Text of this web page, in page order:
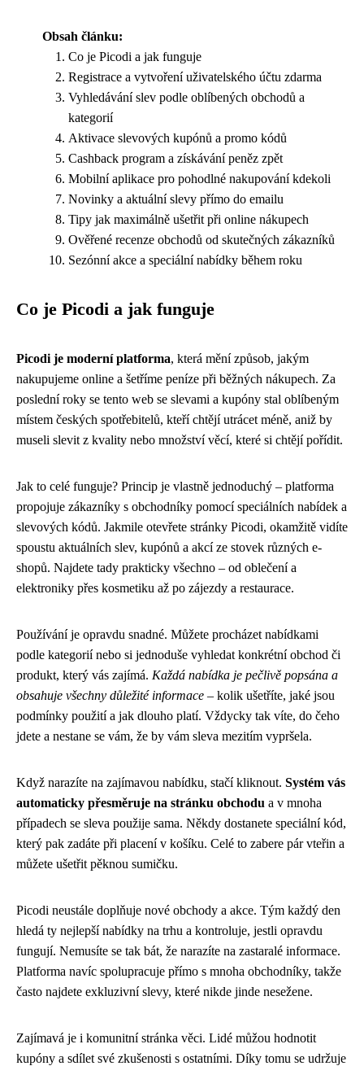
Obsah článku:
Co je Picodi a jak funguje
Registrace a vytvoření uživatelského účtu zdarma
Vyhledávání slev podle oblíbených obchodů a
kategorií
Aktivace slevových kupónů a promo kódů
Cashback program a získávání peněz zpět
Mobilní aplikace pro pohodlné nakupování kdekoli
Novinky a aktuální slevy přímo do emailu
Tipy jak maximálně ušetřit při online nákupech
Ověřené recenze obchodů od skutečných zákazníků
Sezónní akce a speciální nabídky během roku
Co je Picodi a jak funguje
Picodi je moderní platforma, která mění způsob, jakým
nakupujeme online a šetříme peníze při běžných nákupech. Za
poslední roky se tento web se slevami a kupóny stal oblíbeným
místem českých spotřebitelů, kteří chtějí utrácet méně, aniž by
museli slevit z kvality nebo množství věcí, které si chtějí pořídit.
Jak to celé funguje? Princip je vlastně jednoduchý – platforma
propojuje zákazníky s obchodníky pomocí speciálních nabídek a
slevových kódů. Jakmile otevřete stránky Picodi, okamžitě vidíte
spoustu aktuálních slev, kupónů a akcí ze stovek různých e-
shopů. Najdete tady prakticky všechno – od oblečení a
elektroniky přes kosmetiku až po zájezdy a restaurace.
Používání je opravdu snadné. Můžete procházet nabídkami
podle kategorií nebo si jednoduše vyhledat konkrétní obchod či
produkt, který vás zajímá. Každá nabídka je pečlivě popsána a
obsahuje všechny důležité informace – kolik ušetříte, jaké jsou
podmínky použití a jak dlouho platí. Vždycky tak víte, do čeho
jdete a nestane se vám, že by vám sleva mezitím vypršela.
Když narazíte na zajímavou nabídku, stačí kliknout. Systém vás
automaticky přesměruje na stránku obchodu a v mnoha
případech se sleva použije sama. Někdy dostanete speciální kód,
který pak zadáte při placení v košíku. Celé to zabere pár vteřin a
můžete ušetřit pěknou sumičku.
Picodi neustále doplňuje nové obchody a akce. Tým každý den
hledá ty nejlepší nabídky na trhu a kontroluje, jestli opravdu
fungují. Nemusíte se tak bát, že narazíte na zastaralé informace.
Platforma navíc spolupracuje přímo s mnoha obchodníky, takže
často najdete exkluzivní slevy, které nikde jinde nesežene.
Zajímavá je i komunitní stránka věci. Lidé můžou hodnotit
kupóny a sdílet své zkušenosti s ostatními. Díky tomu se udržuje